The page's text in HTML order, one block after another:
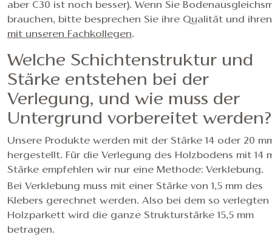
aber C30 ist noch besser). Wenn Sie
brauchen, bitte besprechen Sie ihre Qualität und ihren
mit unseren Fachkollegen.
Welche Schichtenstruktur und
Stärke entstehen bei der
Verlegung, und wie muss der
Untergrund vorbereitet werden?
Unsere Produkte werden mit der Stärke 14 oder 20
hergestellt. Für die Verlegung des Holzbodens mit 14
Stärke empfehlen wir nur eine Methode: Verklebung.
Bei Verklebung muss mit einer Stärke von 1,5 mm des
Klebers gerechnet werden. Also bei dem so verlegten
Holzparkett wird die ganze Strukturstärke 15,5 mm
betragen.